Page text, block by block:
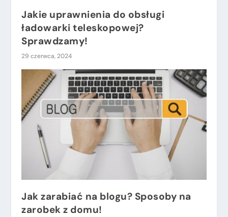
Jakie uprawnienia do obsługi
ładowarki teleskopowej?
Sprawdzamy!
29 czerwca, 2024
Jak zarabiać na blogu? Sposoby na
zarobek z domu!